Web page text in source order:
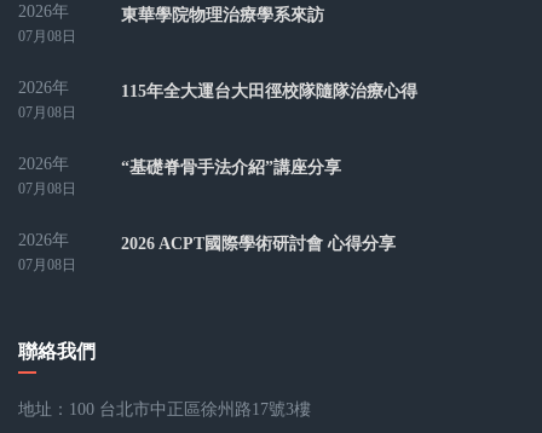
2026年
07月08日
東華學院物理治療學系來訪
2026年
07月08日
115年全大運台大田徑校隊隨隊治療心得
2026年
07月08日
“基礎脊骨手法介紹”講座分享
2026年
07月08日
2026 ACPT國際學術研討會 心得分享
聯絡我們
地址：100 台北市中正區徐州路17號3樓